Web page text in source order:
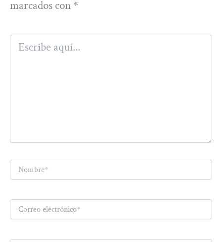
marcados con *
Escribe
aquí...
electrónico*